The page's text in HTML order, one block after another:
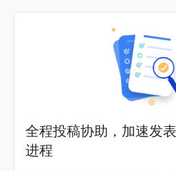
全程投稿协助，加速发表
进程